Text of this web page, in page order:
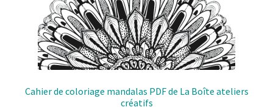
Cahier de coloriage mandalas PDF de La Boîte ateliers
créatifs